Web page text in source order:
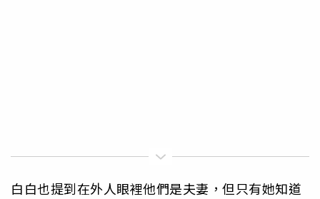
白白也提到在外人眼裡他們是夫妻，但只有她知道